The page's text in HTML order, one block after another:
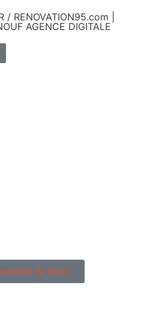
RENOVATION95.com |
AGENCE DIGITALE
de devis